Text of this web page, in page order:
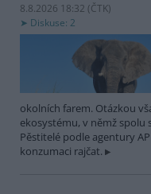
8.8.2026 18:32 (ČTK)
Diskuse: 2
okolních farem. Otázkou
ekosystému, v němž spolu
Pěstitelé podle agentury
konzumaci rajčat.